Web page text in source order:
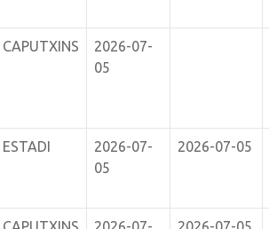
CAPUTXINS
2026-07-
05
ESTADI
2026-07-
05
2026-07-05